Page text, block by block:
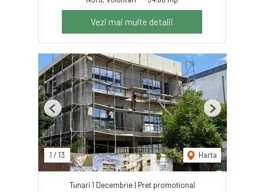
Vezi mai multe detalii
1 / 13 Harta
Previous Next
Tunari 1 Decembrie | Pret promotional